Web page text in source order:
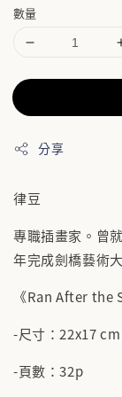
數量
分享
律豆
專職插畫家。曾
年完成劍橋藝術
《Ran After the
-尺寸：22x17 cm
-頁數：32p